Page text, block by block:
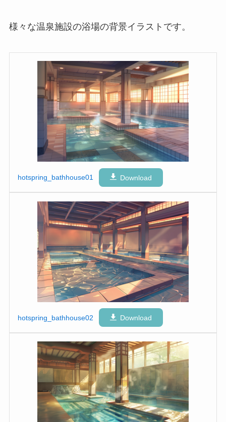
様々な温泉施設の浴場の背景イラストです。
hotspring_bathhouse01 Download
hotspring_bathhouse02 Download